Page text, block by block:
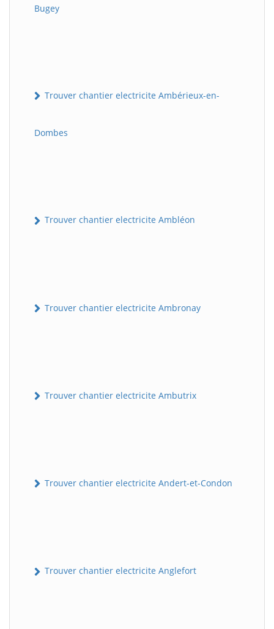
Bugey
Trouver chantier electricite Ambérieux-en-
Dombes
Trouver chantier electricite Ambléon
Trouver chantier electricite Ambronay
Trouver chantier electricite Ambutrix
Trouver chantier electricite Andert-et-Condon
Trouver chantier electricite Anglefort